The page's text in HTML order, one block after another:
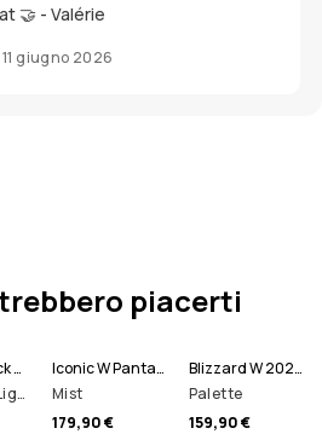
🤝 - Valérie
11 giugno 2026
piacerti
Legacy Track W Giacca Snowboard Donna
Blue Steel/Light Grey/Soft Pink/Greenish
Iconic W Pantaloni Snowboard Donna
Mist
179,90 €
Blizzard W 2024 Pantaloni Snowboard Donna
Palette
159,90 €